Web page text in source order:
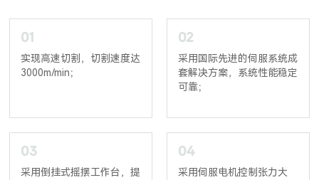
01
实现高速切割，切割速度达
3000m/min；
02
采用国际先进的伺服系统成
套解决方案，系统性能稳定
可靠；
03
采用倒挂式摇摆工作台，提
04
采用伺服电机控制张力大